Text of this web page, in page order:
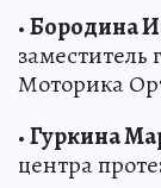
•Бородина
заместитель
Моторика
•Гуркина
центра